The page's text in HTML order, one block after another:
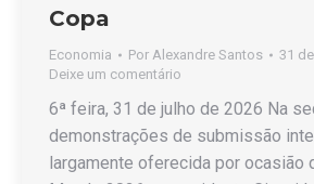
Copa
Economia Por Alexandre Santos
31
Deixe um comentário
6ª feira, 31 de julho de 2026 Na
demonstrações de submissão
largamente oferecida por ocasião